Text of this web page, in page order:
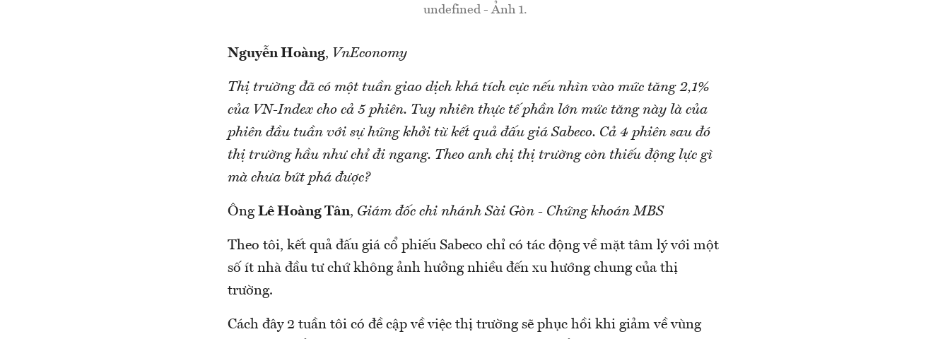
undefined - Ảnh 1.
Nguyễn Hoàng, VnEconomy
Thị trường đã có một tuần giao dịch khá tích cực nếu nhìn vào mức tăng 2,1%
của VN-Index cho cả 5 phiên. Tuy nhiên thực tế phần lớn mức tăng này là của
phiên đầu tuần với sự hứng khởi từ kết quả đấu giá Sabeco. Cả 4 phiên sau đó
thị trường hầu như chỉ đi ngang. Theo anh chị thị trường còn thiếu động lực gì
mà chưa bứt phá được?
Ông Lê Hoàng Tân, Giám đốc chi nhánh Sài Gòn - Chứng khoán MBS
Theo tôi, kết quả đấu giá cổ phiếu Sabeco chỉ có tác động về mặt tâm lý với một
số ít nhà đầu tư chứ không ảnh hưởng nhiều đến xu hướng chung của thị
trường.
Cách đây 2 tuần tôi có đề cập về việc thị trường sẽ phục hồi khi giảm về vùng